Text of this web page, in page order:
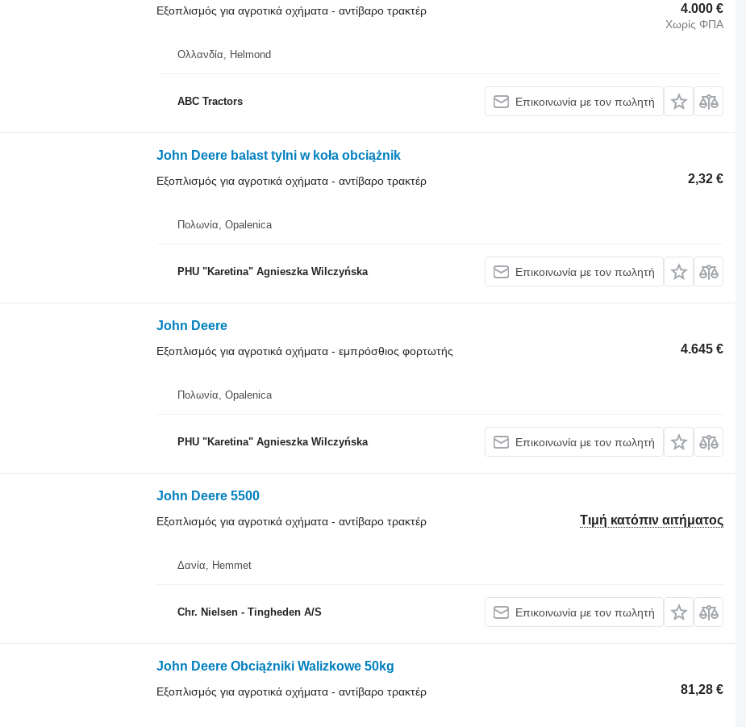
4.000 €
Χωρίς ΦΠΑ
Εξοπλισμός για αγροτικά οχήματα - αντίβαρο τρακτέρ
Ολλανδία, Helmond
ABC Tractors Επικοινωνία με τον πωλητή
John Deere balast tylni w koła obciążnik
2,32 €
Εξοπλισμός για αγροτικά οχήματα - αντίβαρο τρακτέρ
Πολωνία, Opalenica
PHU "Karetina" Agnieszka Wilczyńska Επικοινωνία με τον πωλητή
John Deere
4.645 €
Εξοπλισμός για αγροτικά οχήματα - εμπρόσθιος φορτωτής
Πολωνία, Opalenica
PHU "Karetina" Agnieszka Wilczyńska Επικοινωνία με τον πωλητή
John Deere 5500
Τιμή κατόπιν αιτήματος
Εξοπλισμός για αγροτικά οχήματα - αντίβαρο τρακτέρ
Δανία, Hemmet
Chr. Nielsen - Tingheden A/S Επικοινωνία με τον πωλητή
John Deere Obciążniki Walizkowe 50kg
81,28 €
Εξοπλισμός για αγροτικά οχήματα - αντίβαρο τρακτέρ